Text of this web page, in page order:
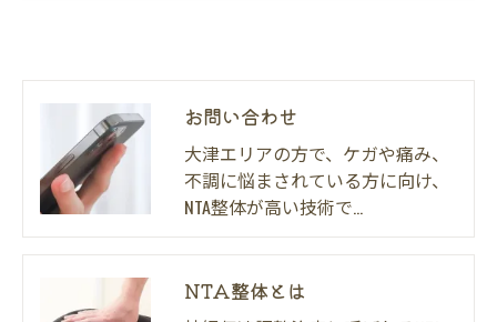
お問い合わせ
大津エリアの方で、ケガや痛み、
不調に悩まされている方に向け、
NTA整体が高い技術で…
NTA整体とは